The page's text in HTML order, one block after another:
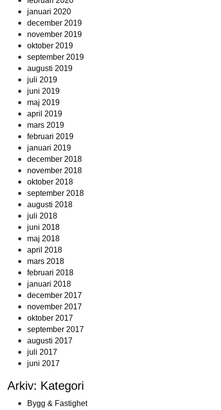
januari 2020
december 2019
november 2019
oktober 2019
september 2019
augusti 2019
juli 2019
juni 2019
maj 2019
april 2019
mars 2019
februari 2019
januari 2019
december 2018
november 2018
oktober 2018
september 2018
augusti 2018
juli 2018
juni 2018
maj 2018
april 2018
mars 2018
februari 2018
januari 2018
december 2017
november 2017
oktober 2017
september 2017
augusti 2017
juli 2017
juni 2017
Arkiv: Kategori
Bygg & Fastighet